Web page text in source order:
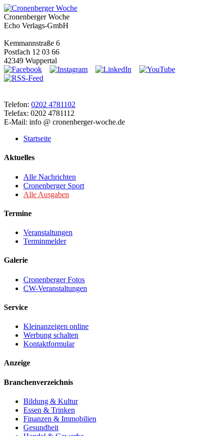
Cronenberger Woche
Echo Verlags-GmbH
Kemmannstraße 6
Postfach 12 03 66
42349 Wuppertal
Telefon: 0202 4781102
Telefax: 0202 4781112
E-Mail: info @ cronenberger-woche.de
Startseite
Aktuelles
Alle Nachrichten
Cronenberger Sport
Alle Ausgaben
Termine
Veranstaltungen
Terminmelder
Galerie
Cronenberger Fotos
CW-Veranstaltungen
Service
Kleinanzeigen online
Werbung schalten
Kontaktformular
Anzeige
Branchenverzeichnis
Bildung & Kultur
Essen & Trinken
Finanzen & Immobilien
Gesundheit